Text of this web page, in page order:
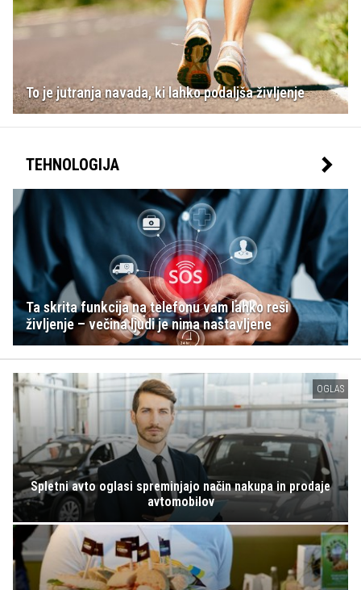
To je jutranja navada, ki lahko podaljša življenje
TEHNOLOGIJA
Ta skrita funkcija na telefonu vam lahko reši
življenje – večina ljudi je nima nastavljene
OGLAS
Spletni avto oglasi spreminjajo način nakupa in prodaje
avtomobilov